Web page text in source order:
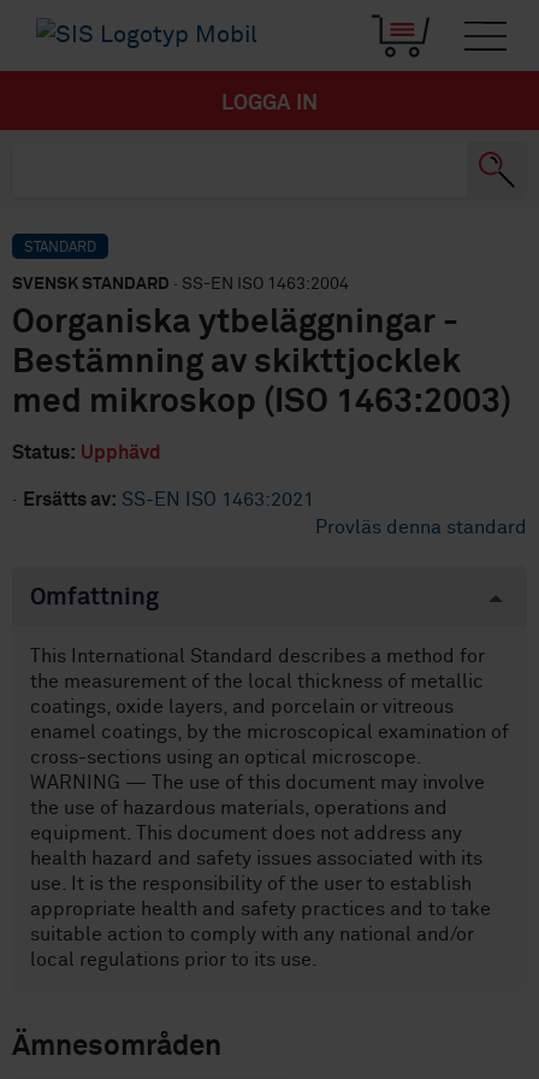
LOGGA IN
STANDARD
SVENSK STANDARD · SS-EN ISO 1463:2004
Oorganiska ytbeläggningar -
Bestämning av skikttjocklek
med mikroskop (ISO 1463:2003)
Status: Upphävd
· Ersätts av: SS-EN ISO 1463:2021
Provläs denna standard
Omfattning
This International Standard describes a method for
the measurement of the local thickness of metallic
coatings, oxide layers, and porcelain or vitreous
enamel coatings, by the microscopical examination of
cross-sections using an optical microscope.
WARNING — The use of this document may involve
the use of hazardous materials, operations and
equipment. This document does not address any
health hazard and safety issues associated with its
use. It is the responsibility of the user to establish
appropriate health and safety practices and to take
suitable action to comply with any national and/or
local regulations prior to its use.
Ämnesområden